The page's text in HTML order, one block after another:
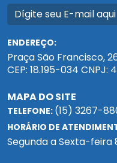
ENDEREÇO:
Praça São Francisco,
CEP: 18.195-034
MAPA DO SITE
TELEFONE: (15) 3267-
HORÁRIO DE
Segunda a Sexta-feira